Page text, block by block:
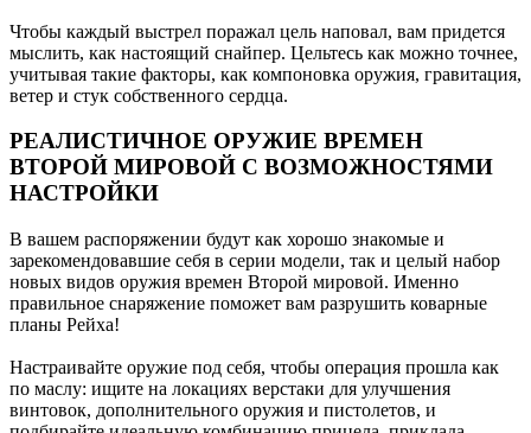
Чтобы каждый выстрел поражал цель наповал, вам придется
мыслить, как настоящий снайпер. Цельтесь как можно точнее,
учитывая такие факторы, как компоновка оружия, гравитация,
ветер и стук собственного сердца.
РЕАЛИСТИЧНОЕ ОРУЖИЕ ВРЕМЕН
ВТОРОЙ МИРОВОЙ С ВОЗМОЖНОСТЯМИ
НАСТРОЙКИ
В вашем распоряжении будут как хорошо знакомые и
зарекомендовавшие себя в серии модели, так и целый набор
новых видов оружия времен Второй мировой. Именно
правильное снаряжение поможет вам разрушить коварные
планы Рейха!
Настраивайте оружие под себя, чтобы операция прошла как
по маслу: ищите на локациях верстаки для улучшения
винтовок, дополнительного оружия и пистолетов, и